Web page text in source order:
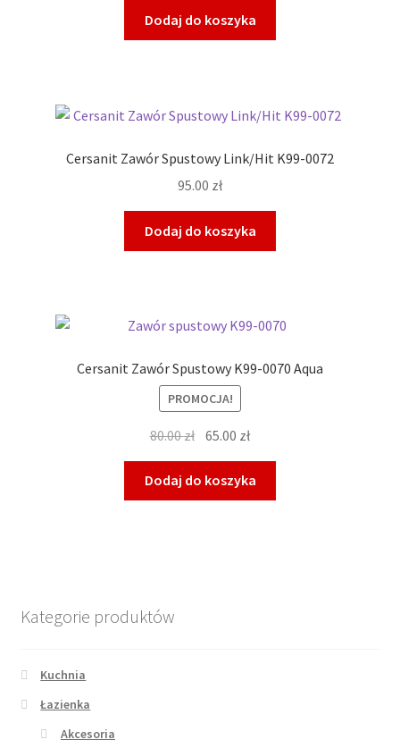
Dodaj do koszyka
Cersanit Zawór Spustowy Link/Hit K99-0072
95.00 zł
Dodaj do koszyka
Cersanit Zawór Spustowy K99-0070 Aqua
PROMOCJA!
80.00zł Pierwotna
wynosiła:
80.00 zł.
65.00 złAktualna
wynosi:
65.00 zł.
Dodaj do koszyka
Kategorie produktów
Kuchnia
Łazienka
Akcesoria